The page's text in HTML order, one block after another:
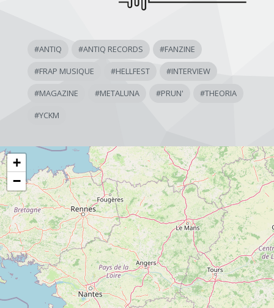
#ANTIQ #ANTIQ RECORDS #FANZINE
#FRAP MUSIQUE #HELLFEST #INTERVIEW
#MAGAZINE #METALUNA #PRUN' #THEORIA
#YCKM
+
−